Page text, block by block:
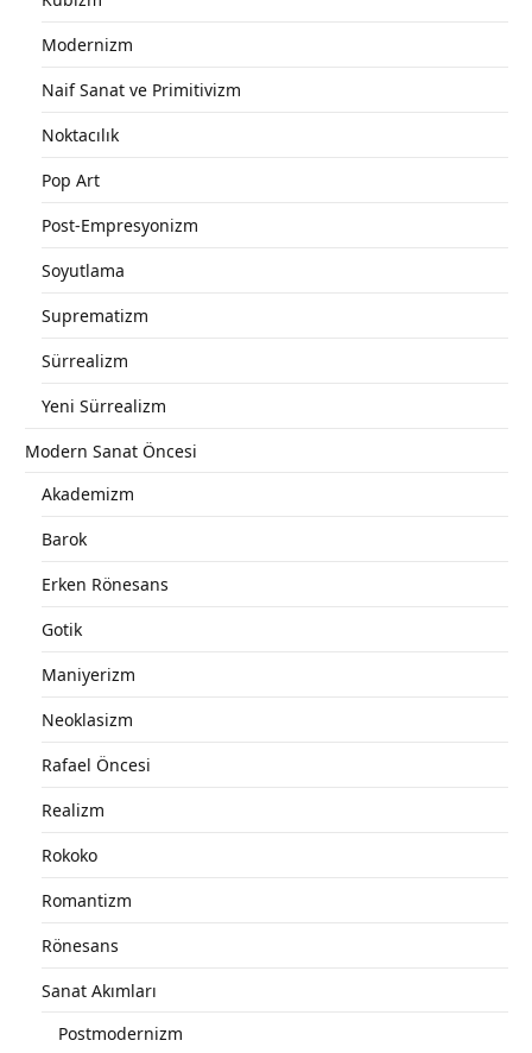
Modernizm
Naif Sanat ve Primitivizm
Noktacılık
Pop Art
Post-Empresyonizm
Soyutlama
Suprematizm
Sürrealizm
Yeni Sürrealizm
Modern Sanat Öncesi
Akademizm
Barok
Erken Rönesans
Gotik
Maniyerizm
Neoklasizm
Rafael Öncesi
Realizm
Rokoko
Romantizm
Rönesans
Sanat Akımları
Postmodernizm